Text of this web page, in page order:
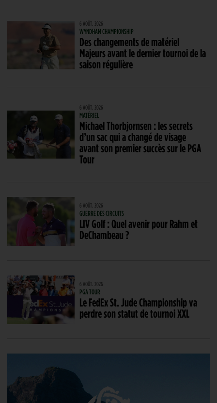
6 AOÛT. 2026
WYNDHAM CHAMPIONSHIP
Des changements de matériel
Majeurs avant le dernier tournoi de la
saison régulière
6 AOÛT. 2026
MATÉRIEL
Michael Thorbjornsen : les secrets
d’un sac qui a changé de visage
avant son premier succès sur le PGA
Tour
6 AOÛT. 2026
GUERRE DES CIRCUITS
LIV Golf : Quel avenir pour Rahm et
DeChambeau ?
6 AOÛT. 2026
PGA TOUR
Le FedEx St. Jude Championship va
perdre son statut de tournoi XXL